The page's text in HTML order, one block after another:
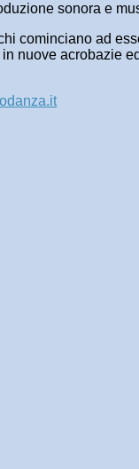
sonora e
cominciano ad
nuove acrobazie